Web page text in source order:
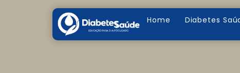
Home Diabetes